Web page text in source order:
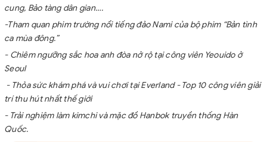
cung, Bảo tàng dân gian….
-Tham quan phim trường nổi tiếng đảo Nami của bộ phim “Bản tình
ca mùa đông.”
- Chiêm ngưỡng sắc hoa anh đòa nở rộ tại công viên Yeouido ở
Seoul
- Thỏa sức khám phá và vui chơi tại Everland - Top 10 công viên giải
trí thu hút nhất thế giới
- Trải nghiệm làm kimchi và mặc đồ Hanbok truyền thống Hàn
Quốc.